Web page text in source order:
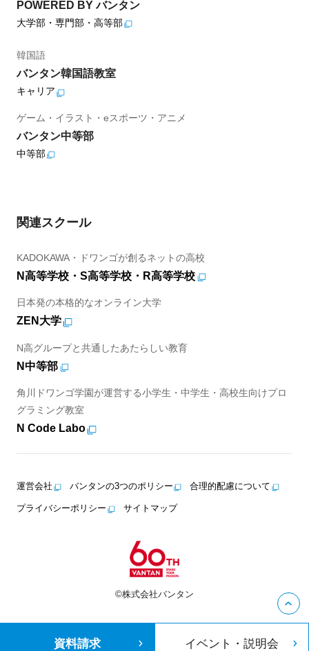
POWERED BY バンタン
大学部・専門部・高等部
韓国語
バンタン韓国語教室
キャリア
ゲーム・イラスト・eスポーツ・アニメ
バンタン中等部
中等部
関連スクール
KADOKAWA・ドワンゴが創るネットの高校
N高等学校・S高等学校・R高等学校
日本発の本格的なオンライン大学
ZEN大学
N高グループと共通したあたらしい教育
N中等部
角川ドワンゴ学園が運営する小学生・中学生・高校生向けプロ
グラミング教室
N Code Labo
運営会社 バンタンの3つのポリシー 合理的配慮について
プライバシーポリシー サイトマップ
©株式会社バンタン
資料請求 イベント・説明会